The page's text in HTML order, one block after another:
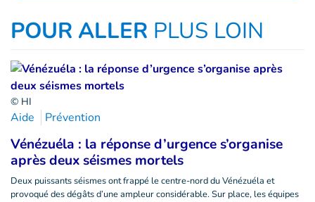
POUR ALLER PLUS LOIN
© HI
Aide Prévention
Vénézuéla : la réponse d’urgence s’organise
après deux séismes mortels
Deux puissants séismes ont frappé le centre-nord du Vénézuéla et
provoqué des dégâts d’une ampleur considérable. Sur place, les équipes